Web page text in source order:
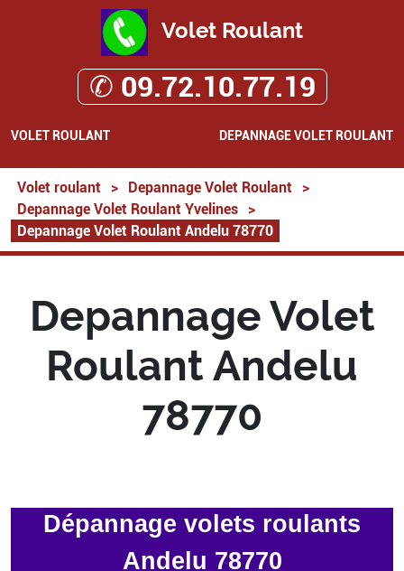
Volet Roulant
✆ 09.72.10.77.19
VOLET ROULANT DEPANNAGE VOLET ROULANT
Volet roulant > Depannage Volet Roulant
>
Depannage Volet Roulant Yvelines
>
Depannage Volet Roulant Andelu 78770
Depannage Volet
Roulant Andelu
78770
Dépannage volets roulants
Andelu 78770